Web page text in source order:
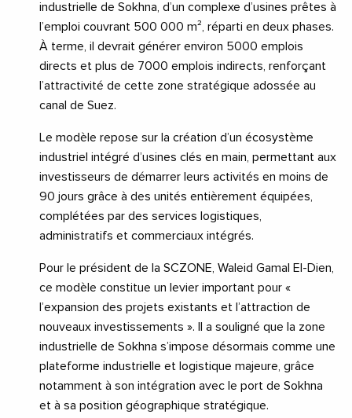
industrielle de Sokhna, d’un complexe d’usines prêtes à
l’emploi couvrant 500 000 m², réparti en deux phases.
À terme, il devrait générer environ 5000 emplois
directs et plus de 7000 emplois indirects, renforçant
l’attractivité de cette zone stratégique adossée au
canal de Suez.
Le modèle repose sur la création d’un écosystème
industriel intégré d’usines clés en main, permettant aux
investisseurs de démarrer leurs activités en moins de
90 jours grâce à des unités entièrement équipées,
complétées par des services logistiques,
administratifs et commerciaux intégrés.
Pour le président de la SCZONE, Waleid Gamal El-Dien,
ce modèle constitue un levier important pour «
l’expansion des projets existants et l’attraction de
nouveaux investissements ». Il a souligné que la zone
industrielle de Sokhna s’impose désormais comme une
plateforme industrielle et logistique majeure, grâce
notamment à son intégration avec le port de Sokhna
et à sa position géographique stratégique.